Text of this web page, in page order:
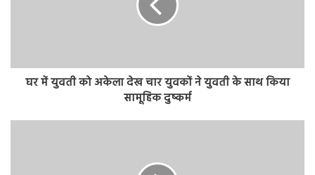
घर में युवती को अकेला देख चार युवकों ने युवती के साथ किया
सामूहिक दुष्कर्म